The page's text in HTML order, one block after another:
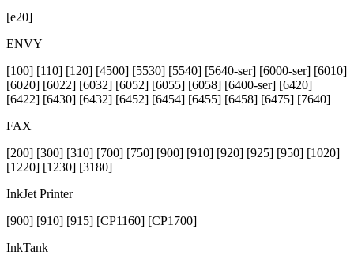
[e20]
ENVY
[100] [110] [120] [4500] [5530] [5540] [5640-ser] [6000-ser] [6010]
[6020] [6022] [6032] [6052] [6055] [6058] [6400-ser] [6420]
[6422] [6430] [6432] [6452] [6454] [6455] [6458] [6475] [7640]
FAX
[200] [300] [310] [700] [750] [900] [910] [920] [925] [950] [1020]
[1220] [1230] [3180]
InkJet Printer
[900] [910] [915] [CP1160] [CP1700]
InkTank